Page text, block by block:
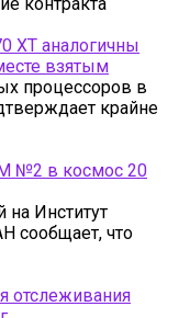
XT аналогичны
взятым
процессоров в
крайне
М №2 в космос 20
Институт
сообщает, что
отслеживания